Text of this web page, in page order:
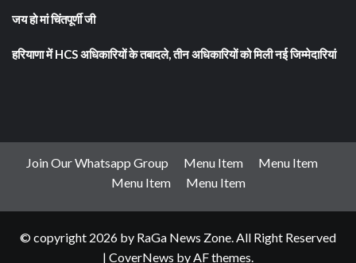
जय हो मां चिंतपूर्णी जी
हरियाणा में HCS अधिकारियों के तबादले, तीन अधिकारियों को मिली नई जिम्मेदारियां
Join Our Whatsapp Group Menu Item
Menu Item
Menu Item
Menu Item
© copyright 2026 by RaGa News Zone. All Right Reserved
| CoverNews by AF themes.